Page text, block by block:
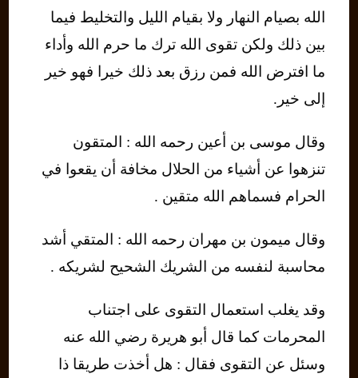
الله بصيام النهار ولا بقيام الليل والتخليط فيما
بين ذلك ولكن تقوى الله ترك ما حرم الله وأداء
ما افترض الله فمن رزق بعد ذلك خيرا فهو خير
إلى خير.
وقال موسى بن أعين رحمه الله : المتقون
تنزهوا عن أشياء من الحلال مخافة أن يقعوا في
الحرام فسماهم الله متقين .
وقال ميمون بن مهران رحمه الله : المتقي أشد
محاسبة لنفسه من الشريك الشحيح لشريكه .
وقد يغلب استعمال التقوى على اجتناب
المحرمات كما قال أبو هريرة رضي الله عنه
وسئل عن التقوى فقال : هل أخذت طريقا ذا